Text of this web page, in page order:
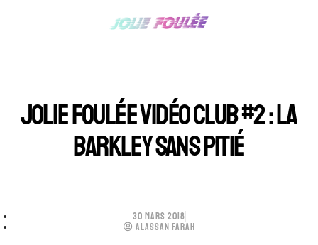
JOLIE FOULÉE VIDÉO CLUB #2 : LA
BARKLEY SANS PITIÉ
30 MARS 2018
ALASSAN FARAH